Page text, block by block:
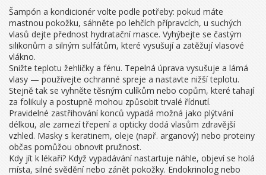
Šampón a kondicionér volte podle potřeby: pokud máte
mastnou pokožku, sáhněte po lehčích přípravcích, u suchých
vlasů dejte přednost hydratační masce. Vyhýbejte se častým
silikonům a silným sulfátům, které vysušují a zatěžují vlasové
vlákno.
Snižte teplotu žehličky a fénu. Tepelná úprava vysušuje a lámá
vlasy — používejte ochranné spreje a nastavte nižší teplotu.
Stejně tak se vyhněte těsným culíkům nebo copům, které tahají
za folikuly a postupně mohou způsobit trvalé řídnutí.
Pravidelné zastřihování konců vypadá možná jako plýtvání
délkou, ale zamezí třepení a opticky dodá vlasům zdravější
vzhled. Masky s keratinem, oleje (např. arganový) nebo proteiny
občas pomůžou obnovit pružnost.
Kdy jít k lékaři? Když vypadávání nastartuje náhle, objeví se holá
místa, silné svědění nebo zánět pokožky. Endokrinolog nebo